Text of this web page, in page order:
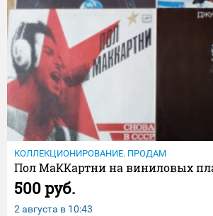
КОЛЛЕКЦИОНИРОВАНИЕ. ПРОДАМ
Пол МаККартни на виниловых
500 руб.
2 августа в 10:43